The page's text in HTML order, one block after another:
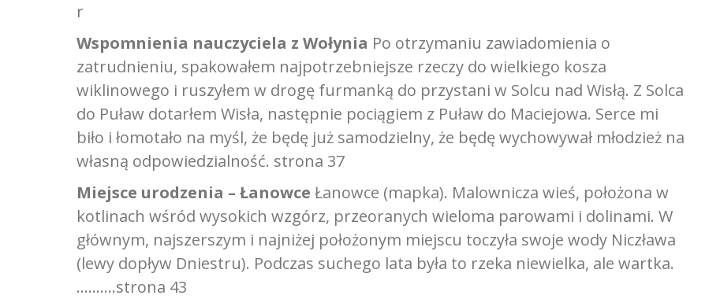
r
Wspomnienia nauczyciela z Wołynia Po otrzymaniu zawiadomienia o
zatrudnieniu, spakowałem najpotrzebniejsze rzeczy do wielkiego kosza
wiklinowego i ruszyłem w drogę furmanką do przystani w Solcu nad Wisłą. Z Solca
do Puław dotarłem Wisła, następnie pociągiem z Puław do Maciejowa. Serce mi
biło i łomotało na myśl, że będę już samodzielny, że będę wychowywał młodzież na
własną odpowiedzialność. strona 37
Miejsce urodzenia – Łanowce Łanowce (mapka). Malownicza wieś, położona w
kotlinach wśród wysokich wzgórz, przeoranych wieloma parowami i dolinami. W
głównym, najszerszym i najniżej położonym miejscu toczyła swoje wody Niczława
(lewy dopływ Dniestru). Podczas suchego lata była to rzeka niewielka, ale wartka.
……….strona 43